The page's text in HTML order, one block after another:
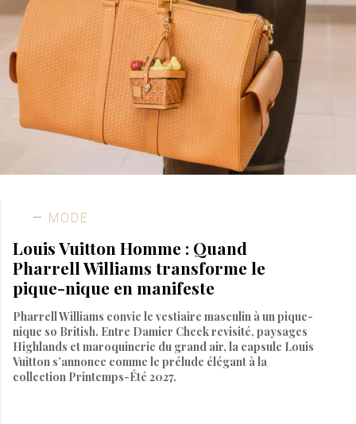
MODE
Louis Vuitton Homme : Quand
Pharrell Williams transforme le
pique-nique en manifeste
Pharrell Williams convie le vestiaire masculin à un pique-
nique so British. Entre Damier Check revisité, paysages
Highlands et maroquinerie du grand air, la capsule Louis
Vuitton s’annonce comme le prélude élégant à la
collection Printemps-Été 2027.